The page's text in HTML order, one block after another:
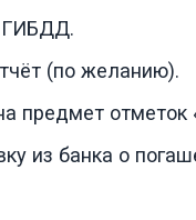
ГИБДД.
(по желанию).
предмет отметок
из банка о